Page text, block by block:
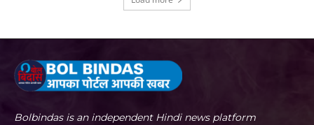
Bolbindas is an independent Hindi news platform